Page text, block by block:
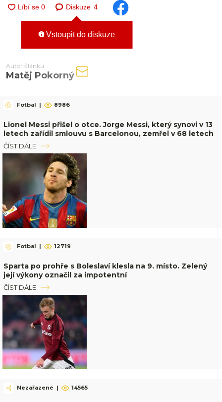
Diskuze 4
Vstoupit do diskuze
Autor článku
Matěj Pokorný
Fotbal | 8986
Lionel Messi přišel o otce. Jorge Messi, který synovi v 13
letech zařídil smlouvu s Barcelonou, zemřel v 68 letech
ČÍST DÁLE
Fotbal | 12719
Sparta po prohře s Boleslaví klesla na 9. místo. Zelený
její výkony označil za impotentní
ČÍST DÁLE
Nezařazené | 14565